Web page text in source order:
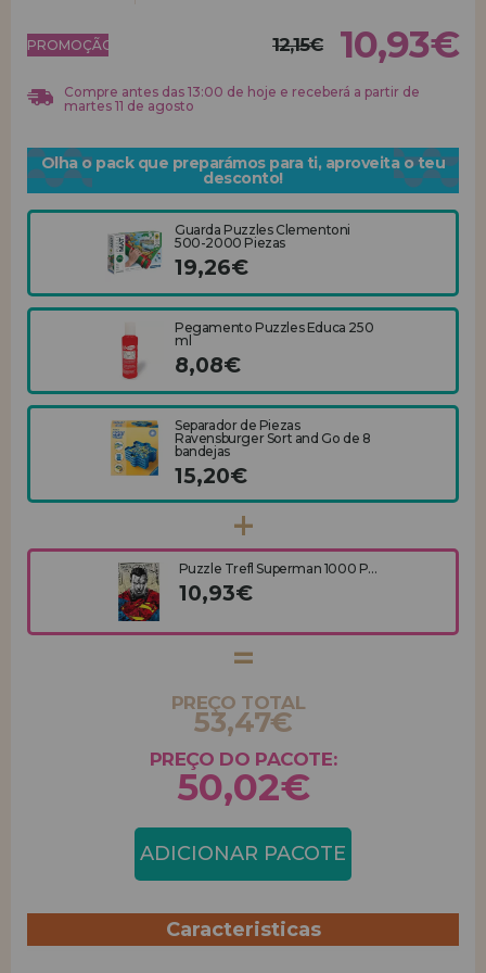
REGISTRO DE REVENDEDOR
PROMOÇÃO! 12,15€ 10,93€
Compre antes das 13:00 de hoje e receberá a partir de
martes 11 de agosto
Olha o pack que preparámos para ti, aproveita o teu
desconto!
Guarda Puzzles Clementoni
500-2000 Piezas
19,26€
Pegamento Puzzles Educa 250
ml
8,08€
Separador de Piezas
Ravensburger Sort and Go de 8
bandejas
15,20€
Puzzle Trefl Superman 1000 P...
10,93€
PREÇO TOTAL
53,47€
PREÇO DO PACOTE:
50,02€
ADICIONAR PACOTE
Caracteristicas